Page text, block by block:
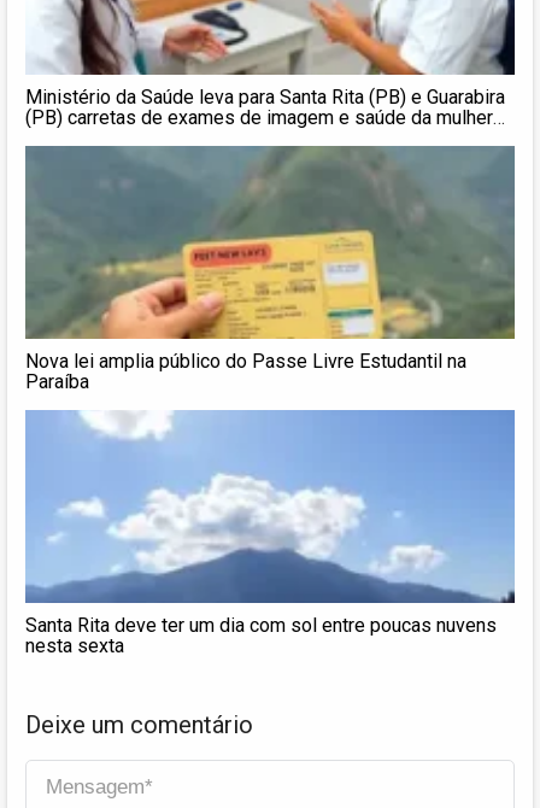
Ministério da Saúde leva para Santa Rita (PB) e Guarabira
(PB) carretas de exames de imagem e saúde da mulher
Nova lei amplia público do Passe Livre Estudantil na
Paraíba
Santa Rita deve ter um dia com sol entre poucas nuvens
nesta sexta
Deixe um comentário